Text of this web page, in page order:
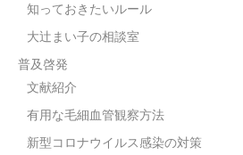
知っておきたいルール
大辻まい子の相談室
普及啓発
文献紹介
有用な毛細血管観察方法
新型コロナウイルス感染の対策